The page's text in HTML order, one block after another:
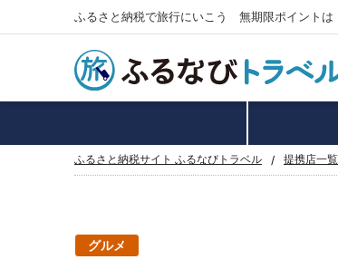
ふるさと納税で旅行にいこう 無期限ポイントは
ふるさと納税サイト ふるなびトラベル 提携店一覧
グルメ